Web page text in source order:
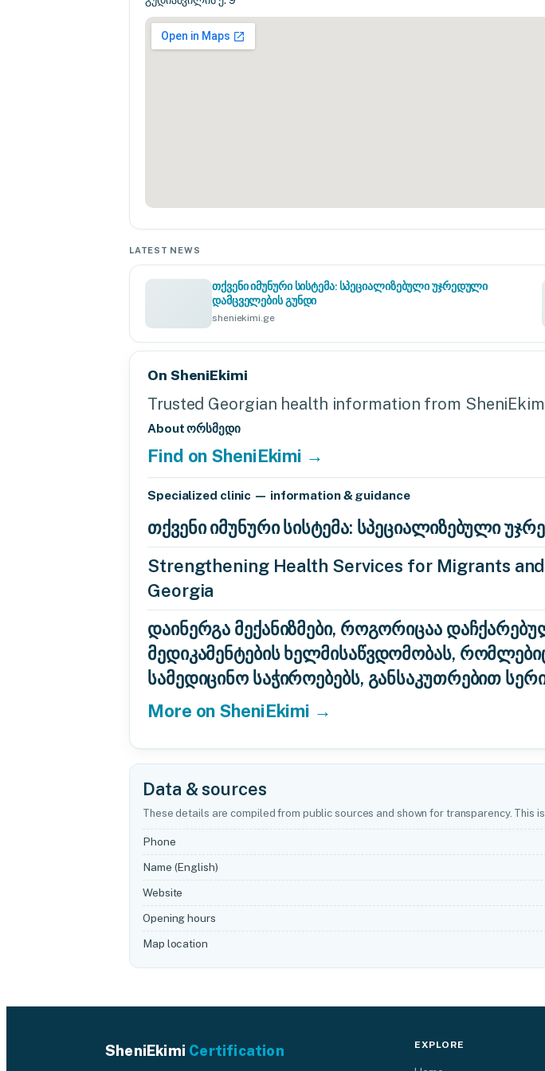
LATEST NEWS
თქვენი იმუნური სისტემა: სპეციალიზებული უჯრედული
დამცველების გუნდი
sheniekimi.ge
On SheniEkimi
Trusted Georgian health information from
About ორსმედი
Find on SheniEkimi →
Specialized clinic — information & guidance
თქვენი იმუნური სისტემა: სპეციალიზებული
Strengthening Health Services for Migrants
Georgia
დაინერგა მექანიზმები, როგორიცაა
მედიკამენტების ხელმისაწვდომობას,
სამედიცინო საჭიროებებს, განსაკუთრებით
More on SheniEkimi →
Data & sources
These details are compiled from public sources and shown for transparency. This
Phone
Name (English)
Website
Opening hours
Map location
SheniEkimi Certification EXPLORE